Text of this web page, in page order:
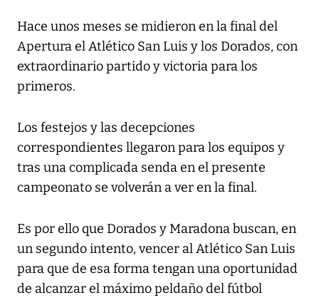
Hace unos meses se midieron en la final del
Apertura el Atlético San Luis y los Dorados, con
extraordinario partido y victoria para los
primeros.
Los festejos y las decepciones
correspondientes llegaron para los equipos y
tras una complicada senda en el presente
campeonato se volverán a ver en la final.
Es por ello que Dorados y Maradona buscan, en
un segundo intento, vencer al Atlético San Luis
para que de esa forma tengan una oportunidad
de alcanzar el máximo peldaño del fútbol